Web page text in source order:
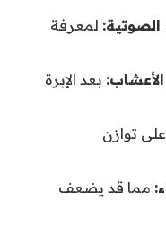
لمعرفة
الأعشاب: بعد الإبرة
توازن
مما قد يضعف